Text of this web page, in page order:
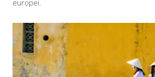
europei.